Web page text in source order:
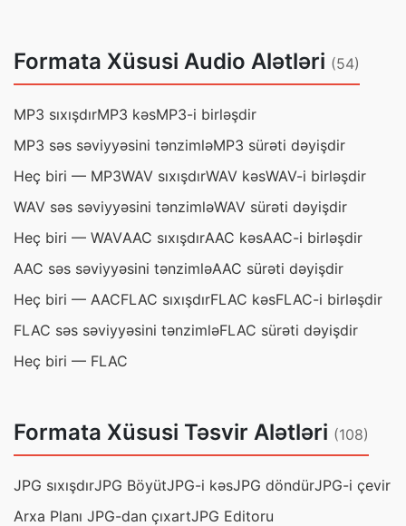
Formata Xüsusi Audio Alətləri (54)
MP3 sıxışdırMP3 kəsMP3-i birləşdir
MP3 səs səviyyəsini tənzimləMP3 sürəti dəyişdir
Heç biri — MP3WAV sıxışdırWAV kəsWAV-i birləşdir
WAV səs səviyyəsini tənzimləWAV sürəti dəyişdir
Heç biri — WAVAAC sıxışdırAAC kəsAAC-i birləşdir
AAC səs səviyyəsini tənzimləAAC sürəti dəyişdir
Heç biri — AACFLAC sıxışdırFLAC kəsFLAC-i birləşdir
FLAC səs səviyyəsini tənzimləFLAC sürəti dəyişdir
Heç biri — FLAC
Formata Xüsusi Təsvir Alətləri (108)
JPG sıxışdırJPG BöyütJPG-i kəsJPG döndürJPG-i çevir
Arxa Planı JPG-dan çıxartJPG Editoru